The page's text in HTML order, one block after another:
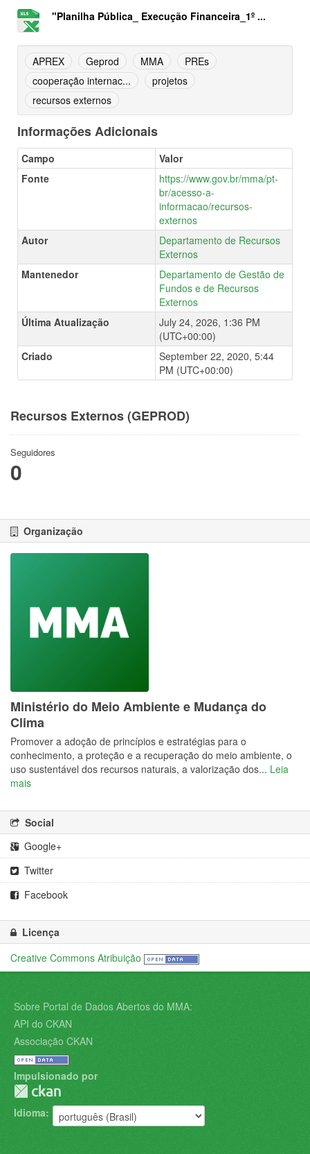
"Planilha Pública_ Execução Financeira_1º ...
APREX Geprod MMA
PREs
cooperação internac...
projetos
recursos externos
Informações Adicionais
Campo
Valor
Fonte
https://www.gov.br/mma/pt-
br/acesso-a-
informacao/recursos-
externos
Autor
Departamento de Recursos
Externos
Mantenedor
Departamento de Gestão de
Fundos e de Recursos
Externos
Última Atualização
July 24, 2026, 1:36 PM
(UTC+00:00)
Criado
September 22, 2020, 5:44
PM (UTC+00:00)
Recursos Externos (GEPROD)
Seguidores
0
Organização
Ministério do Meio Ambiente e Mudança do
Clima
Promover a adoção de princípios e estratégias para o
conhecimento, a proteção e a recuperação do meio ambiente, o
uso sustentável dos recursos naturais, a valorização dos... Leia
mais
Social
Google+
Twitter
Facebook
Licença
Creative Commons Atribuição
Sobre Portal de Dados Abertos do MMA:
API do CKAN
Associação CKAN
Impulsionado por
Idioma